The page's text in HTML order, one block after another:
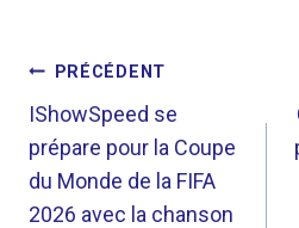
DE
L’ARTICLE
PRÉCÉDENT
IShowSpeed ​​se
prépare pour la Coupe
du Monde de la FIFA
2026 avec la chanson